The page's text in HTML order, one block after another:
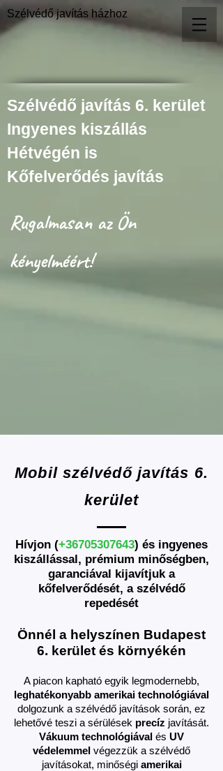
Szélvédő javítás házhoz
Szélvédő javítás 6. kerület
Ingyenes kiszállás
Hétvégén is
Kőfelverődés javítás
Rugalmasan az Ön
kényelméért!
Mobil szélvédő javítás 6.
kerület
Hívjon (+36705307643) és ingyenes
kiszállással, prémium minőségben,
garanciával kijavítjuk a
kőfelverődését, a szélvédő
repedését
Önnél a helyszínen Budapest
6. kerület és környékén
A piacon kapható egyik legmodernebb,
leghatékonyabb amerikai technológiával
dolgozunk a szélvédő javítások során, ez
lehetővé teszi a sérülések precíz javítását.
Vákuum technológiával és UV
védelemmel végezzük a szélvédő
javításokat, minőségi amerikai